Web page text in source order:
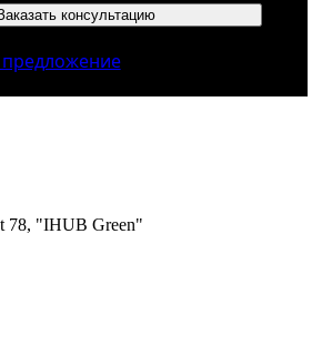
консультацию
78, "IHUB Green"